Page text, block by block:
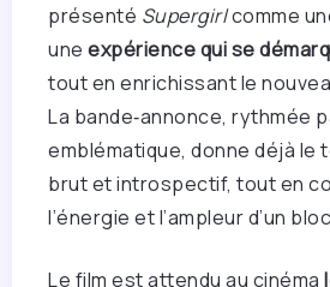
présenté Supergirlcomme
une expérience qui se
tout en enrichissant le
La bande‑annonce, rythmée
emblématique, donne déjà le
brut et introspectif, tout en
l’énergie et l’ampleur d’un
Le film est attendu au cinéma